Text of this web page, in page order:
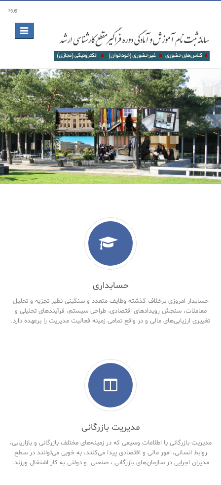
ورود
Toggle
navigation
حسابداری
حسابدار امروزی برخلاف گذشته وظایف متعدد و سنگینی نظیر تجزیه و تحلیل
معاملات، سنجش رویدادهای اقتصادی، طراحی سیستم، فرآیندهای تحلیلی و
تغییری ارزیابی‌های مالی و در واقع تمامی زمینه فعالیت مدیریت را برعهده دارد.
مدیریت بازرگانی
مدیریت بازرگانی با اطلاعات وسیعی که در زمینه‌های مختلف بازرگانی و بازاریابی،
روابط انسانی، امور مالی و اقتصادی پیدا می‌کنند، به خوبی می‌توانند در سطح
مدیران اجرایی در سازمان‌های بازرگانی ، صنعتی و دولتی به کار اشتغال ورزند.